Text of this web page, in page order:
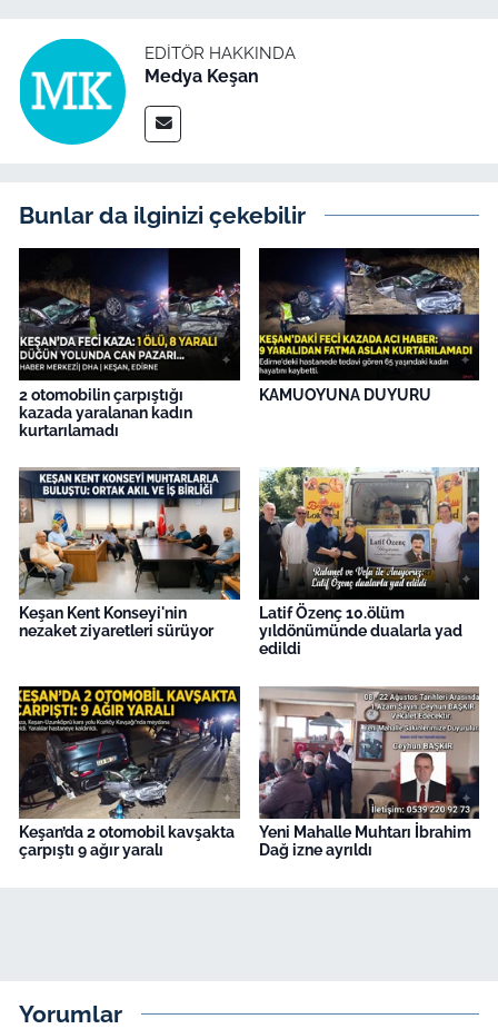
EDITÖR HAKKINDA
Medya Keşan
Bunlar da ilginizi çekebilir
2 otomobilin çarpıştığı
kazada yaralanan kadın
kurtarılamadı
KAMUOYUNA DUYURU
Keşan Kent Konseyi'nin
nezaket ziyaretleri sürüyor
Latif Özenç 10.ölüm
yıldönümünde dualarla yad
edildi
Keşan’da 2 otomobil kavşakta
çarpıştı 9 ağır yaralı
Yeni Mahalle Muhtarı İbrahim
Dağ izne ayrıldı
Yorumlar